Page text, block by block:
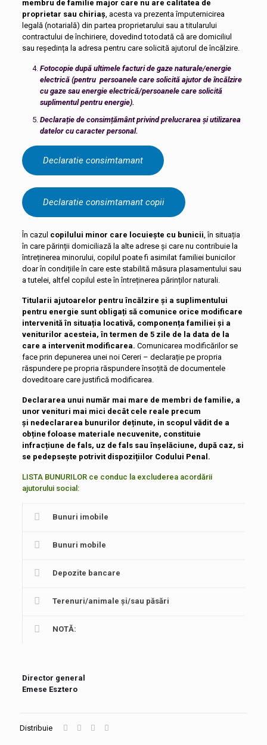
membru de familie major care nu are calitatea de
proprietar sau chiriaș, acesta va prezenta împuternicirea
legală (notarială) din partea proprietarului sau a titularului
contractului de închiriere, dovedind totodată că are domiciliul
sau reședința la adresa pentru care solicită ajutorul de încălzire.
Fotocopie după ultimele facturi de gaze naturale/energie
electrică (pentru persoanele care solicită ajutor de încălzire
cu gaze sau energie electrică/persoanele care solicită
suplimentul pentru energie).
Declarație de consimțământ privind prelucrarea și utilizarea
datelor cu caracter personal.
Declaratie consimtamant
Declaratie consimtamant copii
În cazul copilului minor care locuiește cu bunicii, în situația
în care părinții domiciliază la alte adrese şi care nu contribuie la
întreținerea minorului, copilul poate fi asimilat familiei bunicilor
doar în condițiile în care este stabilită măsura plasamentului sau
a tutelei, altfel copilul este în întreținerea părinților naturali.
Titularii ajutoarelor pentru încălzire și a suplimentului
pentru energie sunt obligați să comunice orice modificare
intervenită în situația locativă, componența familiei și a
veniturilor acesteia, în termen de 5 zile de la data de la
care a intervenit modificarea. Comunicarea modificărilor se
face prin depunerea unei noi Cereri – declarație pe propria
răspundere pe propria răspundere însoțită de documentele
doveditoare care justifică modificarea.
Declararea unui număr mai mare de membri de familie, a
unor venituri mai mici decât cele reale precum
și nedeclararea bunurilor deținute, in scopul vădit de a
obține foloase materiale necuvenite, constituie
infracțiune de fals, uz de fals sau înșelăciune, după caz, si
se pedepsește potrivit dispozițiilor Codului Penal.
LISTA BUNURILOR ce conduc la excluderea acordării
ajutorului social:
Bunuri imobile
Bunuri mobile
Depozite bancare
Terenuri/animale şi/sau păsări
NOTĂ:
Director general
Emese Esztero
Distribuie